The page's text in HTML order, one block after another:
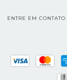
ENTRE EM CONTATO